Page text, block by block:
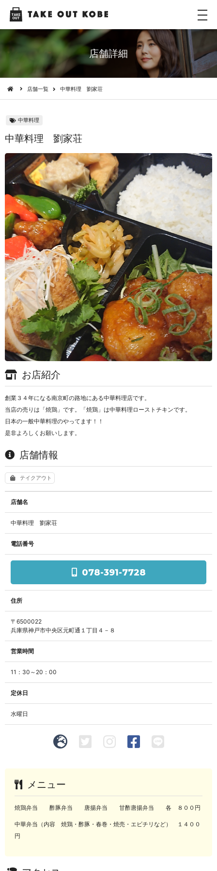
メ
ニ
ュ
店舗詳細
店舗一覧 中華料理 劉家荘
中華料理
中華料理 劉家荘
お店紹介
創業３４年になる南京町の路地にある中華料理店です。
当店の売りは「焼鶏」です。「焼鶏」は中華料理ローストチキンです。
日本の一般中華料理のやってます！！
是非よろしくお願いします。
店舗情報
テイクアウト
店舗名
中華料理 劉家荘
電話番号
078-391-7728
住所
〒6500022
兵庫県神戸市中央区元町通１丁目４－８
営業時間
11：30～20：00
定休日
水曜日
メニュー
焼鶏弁当 酢豚弁当 唐揚弁当 甘酢唐揚弁当 各 ８００円
中華弁当（内容 焼鶏・酢豚・春巻・焼売・エビチリなど） １４００
円